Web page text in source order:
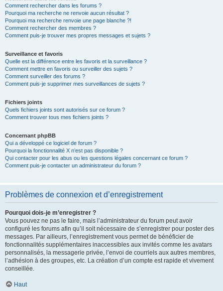
Comment rechercher dans les forums ?
Pourquoi ma recherche ne renvoie aucun résultat ?
Pourquoi ma recherche renvoie une page blanche ?!
Comment rechercher des membres ?
Comment puis-je trouver mes propres messages et sujets ?
Surveillance et favoris
Quelle est la différence entre les favoris et la surveillance ?
Comment mettre en favoris ou surveiller des sujets ?
Comment surveiller des forums ?
Comment puis-je supprimer mes surveillances de sujets ?
Fichiers joints
Quels fichiers joints sont autorisés sur ce forum ?
Comment trouver tous mes fichiers joints ?
Concernant phpBB
Qui a développé ce logiciel de forum ?
Pourquoi la fonctionnalité X n’est pas disponible ?
Qui contacter pour les abus ou les questions légales concernant ce forum ?
Comment puis-je contacter un administrateur du forum ?
Problèmes de connexion et d’enregistrement
Pourquoi dois-je m’enregistrer ?
Vous pouvez ne pas le faire, mais l’administrateur du forum peut avoir
configuré les forums afin qu’il soit nécessaire de s’enregistrer pour poster des
messages. Par ailleurs, l’enregistrement vous permet de bénéficier de
fonctionnalités supplémentaires inaccessibles aux invités comme les avatars
personnalisés, la messagerie privée, l’envoi de courriels aux autres membres,
l’adhésion à des groupes, etc. La création d’un compte est rapide et vivement
conseillée.
Haut